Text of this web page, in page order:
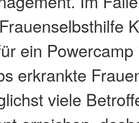
ein
erkrankte
viele